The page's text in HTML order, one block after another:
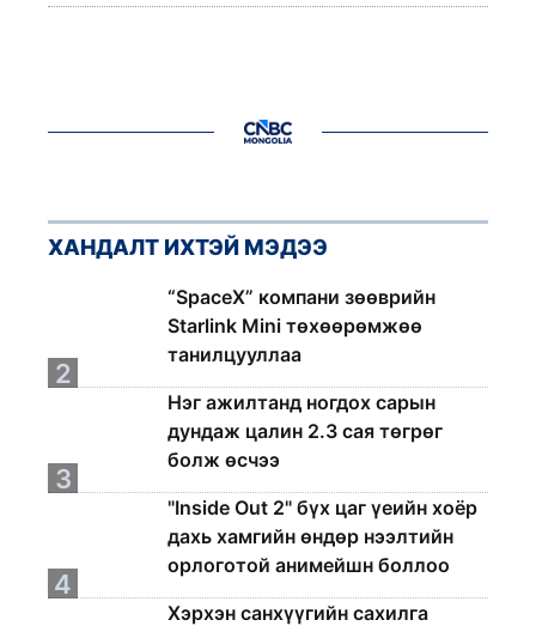
ХАНДАЛТ ИХТЭЙ МЭДЭЭ
“SpaceX” компани зөөврийн
Starlink Mini төхөөрөмжөө
танилцууллаа
2
Нэг ажилтанд ногдох сарын
дундаж цалин 2.3 сая төгрөг
болж өсчээ
3
"Inside Out 2" бүх цаг үеийн хоёр
дахь хамгийн өндөр нээлтийн
орлоготой анимейшн боллоо
4
Хэрхэн санхүүгийн сахилга